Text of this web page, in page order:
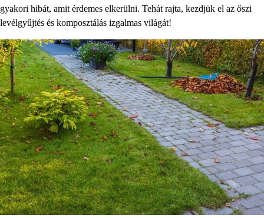
gyakori hibát, amit érdemes elkerülni. Tehát rajta, kezdjük el az őszi
levélgyűjtés és komposztálás izgalmas világát!